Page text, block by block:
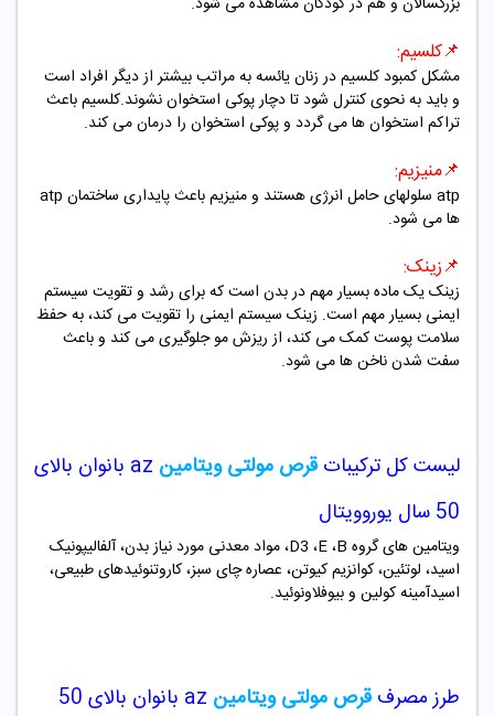
📌کلسیم:
مشکل کمبود کلسیم در زنان یائسه به مراتب بیشتر از دیگر افراد است
و باید به نحوی کنترل شود تا دچار پوکی استخوان نشوند.کلسیم باعث
تراکم استخوان ها می گردد و پوکی استخوان را درمان می کند.
📌منیزیم:
atp سلولهای حامل انرژی هستند و منیزیم باعث پایداری ساختمان atp
ها می شود.
📌زینک:
زینک یک ماده بسیار مهم در بدن است که برای رشد و تقویت سیستم
ایمنی بسیار مهم است. زینک سیستم ایمنی را تقویت می کند، به حفظ
سلامت پوست کمک می کند، از ریزش مو جلوگیری می کند و باعث
سفت شدن ناخن ها می شود.
لیست کل ترکیبات قرص مولتی ویتامین az بانوان بالای
50 سال یوروویتال
ویتامین های گروه B،E، D3، مواد معدنی مورد نیاز بدن، آلفالیپونیک
اسید، لوتئین، کوانزیم کیوتن، عصاره چای سبز، کاروتنوئیدهای طبیعی،
اسیدآمینه کولین و بیوفلاونوئید.
طرز مصرف قرص مولتی ویتامین az
بانوان بالای 50